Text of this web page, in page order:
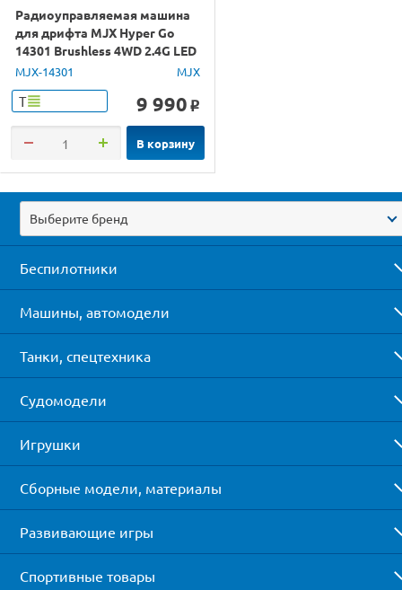
Радиоуправляемая машина
для дрифта MJX Hyper Go
14301 Brushless 4WD 2.4G LED
1/14 RTR
MJX-14301 MJX
Т 9 990 o
В корзину
Выберите бренд
Беспилотники
Машины, автомодели
Танки, спецтехника
Судомодели
Игрушки
Сборные модели, материалы
Развивающие игры
Спортивные товары